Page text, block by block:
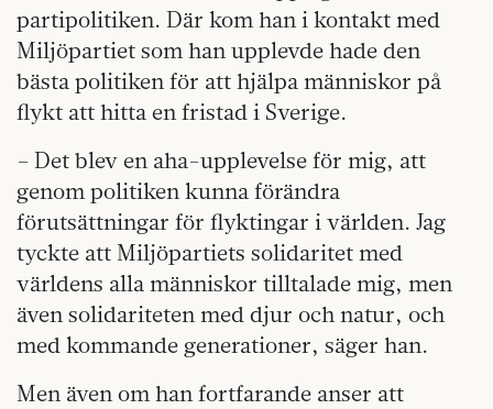
partipolitiken. Där kom han i kontakt med
Miljöpartiet som han upplevde hade den
bästa politiken för att hjälpa människor på
flykt att hitta en fristad i Sverige.
– Det blev en aha-upplevelse för mig, att
genom politiken kunna förändra
förutsättningar för flyktingar i världen. Jag
tyckte att Miljöpartiets solidaritet med
världens alla människor tilltalade mig, men
även solidariteten med djur och natur, och
med kommande generationer, säger han.
Men även om han fortfarande anser att